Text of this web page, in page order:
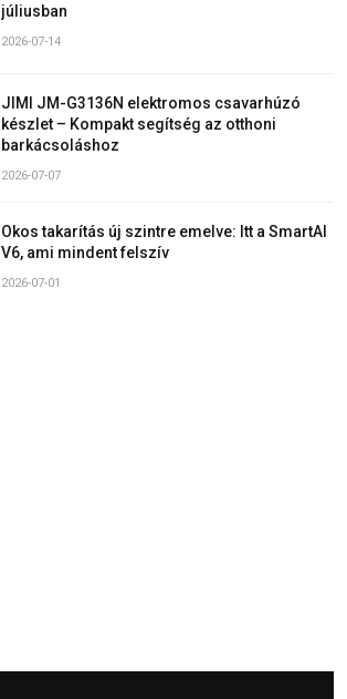
júliusban
2026-07-14
JIMI JM-G3136N elektromos csavarhúzó
készlet – Kompakt segítség az otthoni
barkácsoláshoz
2026-07-07
Okos takarítás új szintre emelve: Itt a SmartAI
V6, ami mindent felszív
2026-07-01